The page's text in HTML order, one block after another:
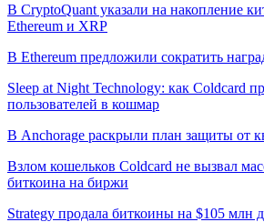
В CryptoQuant указали на накопление
Ethereum и XRP
В Ethereum предложили сократить
Sleep at Night Technology: как Coldcard
пользователей в кошмар
В Anchorage раскрыли план защиты от
Взлом кошельков Coldcard не вызвал
биткоина на биржи
Strategy продала биткоины на $105 млн